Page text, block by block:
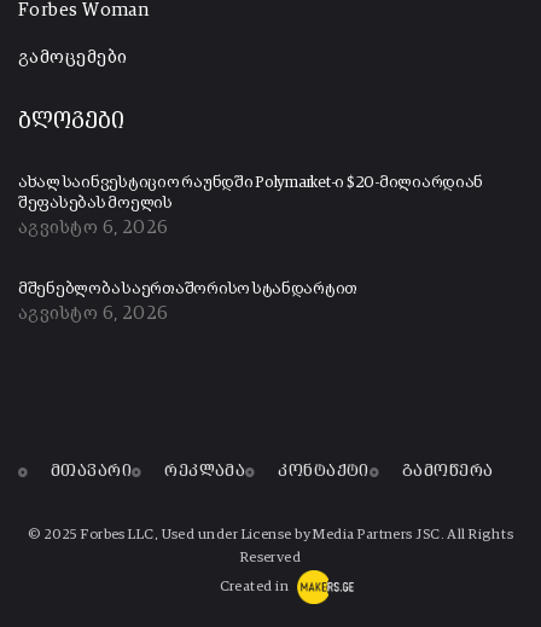
Forbes Woman
გამოცემები
ბლოგები
ახალ საინვესტიციო რაუნდში Polymarket-ი $20-მილიარდიან
შეფასებას მოელის
აგვისტო 6, 2026
მშენებლობა საერთაშორისო სტანდარტით
აგვისტო 6, 2026
მთავარი რეკლამა კონტაქტი გამოწერა
© 2025 Forbes LLC, Used under License by Media Partners JSC. All Rights
Reserved
Created in